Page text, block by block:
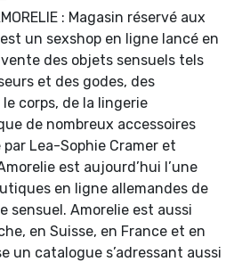
: Magasin réservé aux
un sexshop en ligne lancé en
vente des objets sensuels tels
et des godes, des
corps, de la lingerie
de nombreux accessoires
Lea-Sophie Cramer et
est aujourd’hui l’une
en ligne allemandes de
sensuel. Amorelie est aussi
en Suisse, en France et en
un catalogue s’adressant aussi